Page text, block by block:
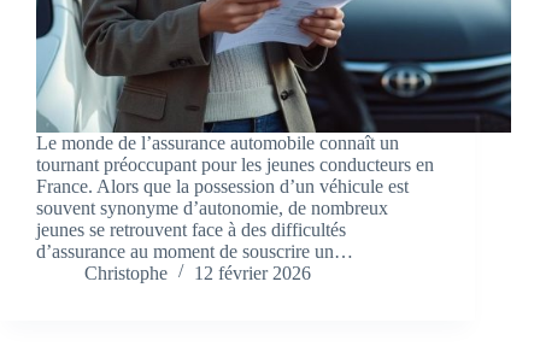
Le monde de l’assurance automobile connaît un
tournant préoccupant pour les jeunes conducteurs en
France. Alors que la possession d’un véhicule est
souvent synonyme d’autonomie, de nombreux
jeunes se retrouvent face à des difficultés
d’assurance au moment de souscrire un…
Christophe
12 février 2026